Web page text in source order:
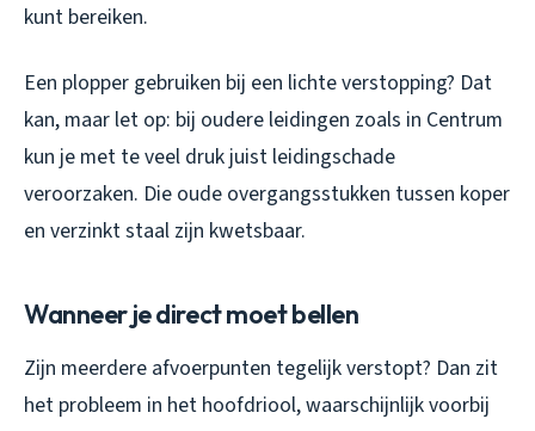
kunt bereiken.
Een plopper gebruiken bij een lichte verstopping? Dat
kan, maar let op: bij oudere leidingen zoals in Centrum
kun je met te veel druk juist leidingschade
veroorzaken. Die oude overgangsstukken tussen koper
en verzinkt staal zijn kwetsbaar.
Wanneer je direct moet bellen
Zijn meerdere afvoerpunten tegelijk verstopt? Dan zit
het probleem in het hoofdriool, waarschijnlijk voorbij